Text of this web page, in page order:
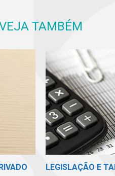
TAMBÉM
LEGISLAÇÃO E